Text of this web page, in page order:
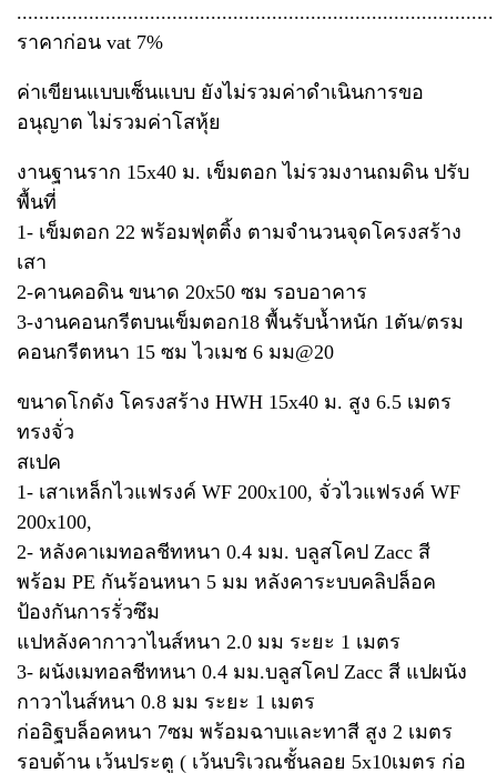
......................................................................................
ราคาก่อน vat 7%
ค่าเขียนแบบเซ็นแบบ ยังไม่รวมค่าดำเนินการขอ
อนุญาต ไม่รวมค่าโสหุ้ย
งานฐานราก 15x40 ม. เข็มตอก ไม่รวมงานถมดิน ปรับ
พื้นที่
1- เข็มตอก 22 พร้อมฟุตติ้ง ตามจำนวนจุดโครงสร้าง
เสา
2-คานคอดิน ขนาด 20x50 ซม รอบอาคาร
3-งานคอนกรีตบนเข็มตอก18 พื้นรับน้ำหนัก 1ตัน/ตรม
คอนกรีตหนา 15 ซม ไวเมช 6 มม@20
ขนาดโกดัง โครงสร้าง HWH 15x40 ม. สูง 6.5 เมตร
ทรงจั่ว
สเปค
1- เสาเหล็กไวแฟรงค์ WF 200x100, จั่วไวแฟรงค์ WF
200x100,
2- หลังคาเมทอลชีทหนา 0.4 มม. บลูสโคป Zacc สี
พร้อม PE กันร้อนหนา 5 มม หลังคาระบบคลิปล็อค
ป้องกันการรั่วซึม
แปหลังคากาวาไนส์หนา 2.0 มม ระยะ 1 เมตร
3- ผนังเมทอลชีทหนา 0.4 มม.บลูสโคป Zacc สี แปผนัง
กาวาไนส์หนา 0.8 มม ระยะ 1 เมตร
ก่ออิฐบล็อคหนา 7ซม พร้อมฉาบและทาสี สูง 2 เมตร
รอบด้าน เว้นประตู ( เว้นบริเวณชั้นลอย 5x10เมตร ก่อ